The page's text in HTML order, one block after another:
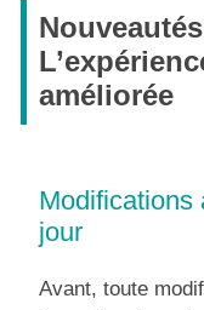
améliorée
Modifications
jour
Avant, toute